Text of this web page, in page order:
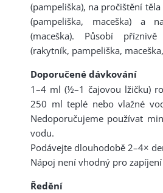
(pampeliška), na pročištění
(pampeliška, maceška) a
(maceška). Působí
(rakytník, pampeliška,
Doporučené dávkování
1–4 ml (½–1 čajovou lžičku)
250 ml teplé nebo vlažné
Nedoporučujeme používat
vodu.
Podávejte dlouhodobě 2–4×
Nápoj není vhodný pro
Ředění